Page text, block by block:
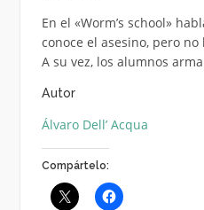
En el «Worm’s school»
conoce el asesino, pero
A su vez, los alumnos
Autor
Álvaro Dell’ Acqua
Compártelo: